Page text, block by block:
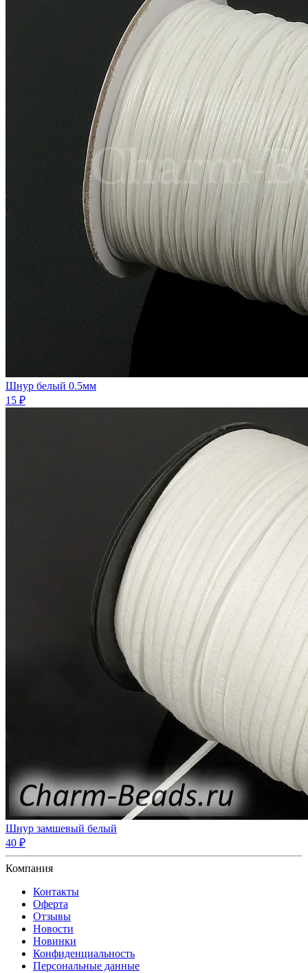
Шнур белый 0.5мм
15 ₽
Шнур замшевый белый
40 ₽
Компания
Контакты
Оферта
Отзывы
Новости
Новинки
Конфиденциальность
Персональные данные